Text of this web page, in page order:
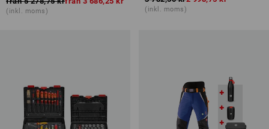
(inkl. moms) (inkl. moms)